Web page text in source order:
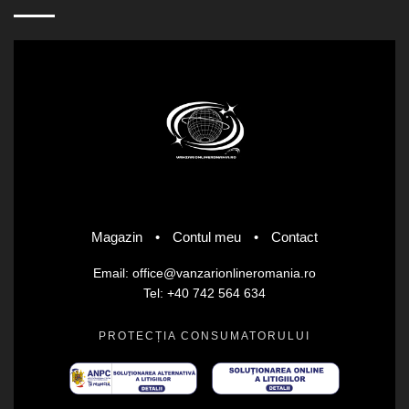
Magazin • Contul meu • Contact
Email: office@vanzarionlineromania.ro
Tel: +40 742 564 634
PROTECȚIA CONSUMATORULUI